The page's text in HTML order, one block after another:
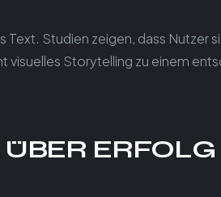
Studien zeigen, dass Nutzer
Storytelling zu einem